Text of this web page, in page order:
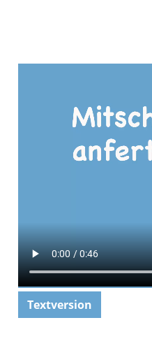
Textversion